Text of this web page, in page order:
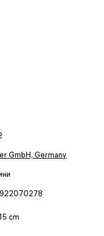
GmbH, Germany
cm